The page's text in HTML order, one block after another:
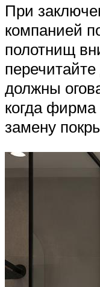
При
компанией
полотнищ
должны
когда
замену